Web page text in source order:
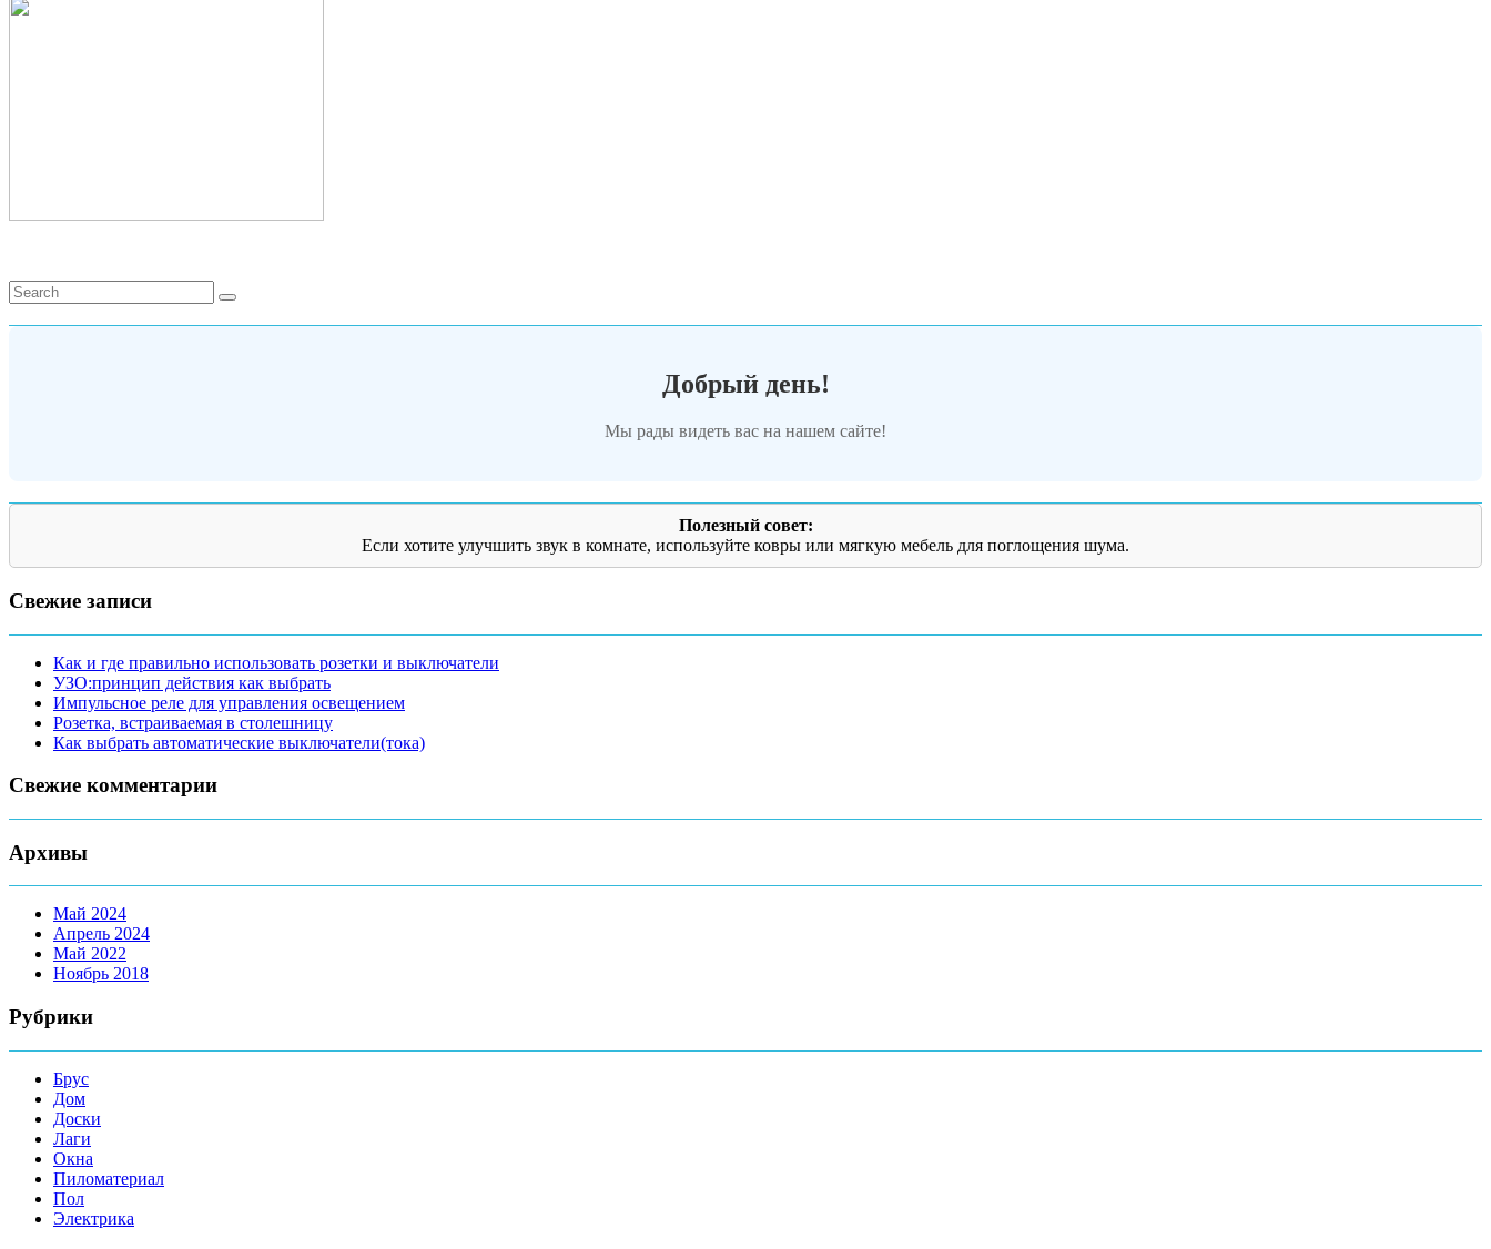
Добрый день!
Мы рады видеть вас на нашем сайте!
Полезный совет:
Если хотите улучшить звук в комнате, используйте ковры или мягкую мебель для поглощения шума.
Свежие записи
Как и где правильно использовать розетки и выключатели
УЗО:принцип действия как выбрать
Импульсное реле для управления освещением
Розетка, встраиваемая в столешницу
Как выбрать автоматические выключатели(тока)
Свежие комментарии
Архивы
Май 2024
Апрель 2024
Май 2022
Ноябрь 2018
Рубрики
Брус
Дом
Доски
Лаги
Окна
Пиломатериал
Пол
Электрика